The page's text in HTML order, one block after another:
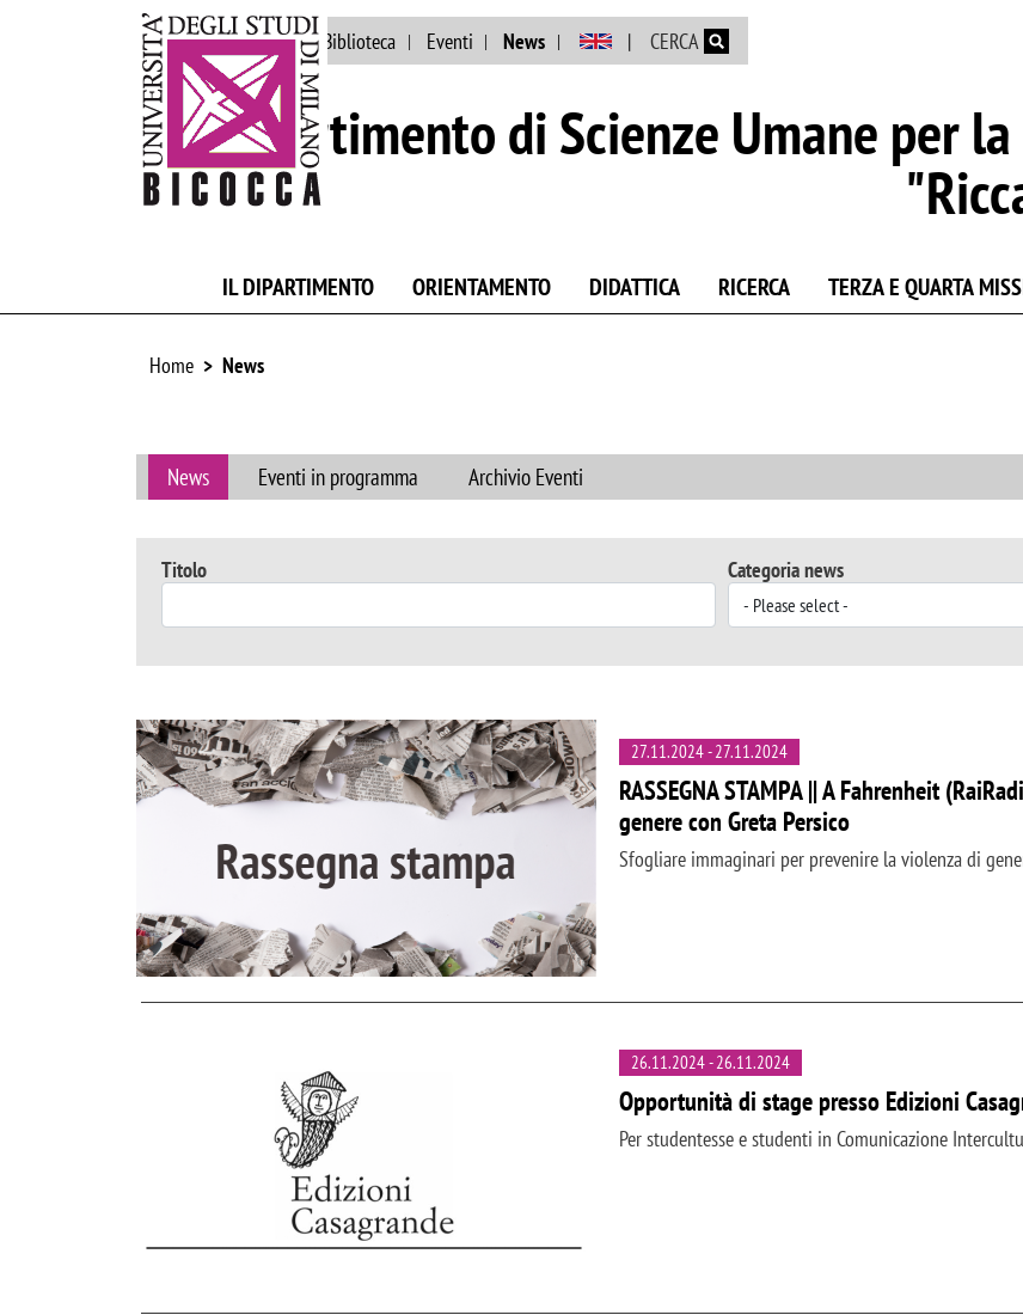
Ateneo Persone Biblioteca Eventi News CERCA
Dipartimento di Scienze Umane per
IL DIPARTIMENTO ORIENTAMENTO DIDATTICA RICERCA TERZA E QUARTA
Home News
News Eventi in programma Archivio Eventi
Titolo Categoria news
27.11.2024-27.11.2024
RASSEGNA STAMPA || A Fahrenheit
genere con Greta Persico
Sfogliare immaginari per prevenire la violenza di
26.11.2024-26.11.2024
Opportunità di stage presso Edizioni
Per studentesse e studenti in Comunicazione